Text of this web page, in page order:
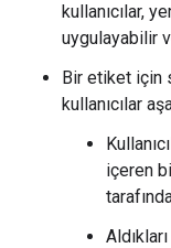
kullanıcılar,
uygulayabilir
Bir etiket için
kullanıcılar
içeren